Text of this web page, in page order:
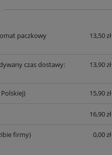
NIE ZAWIERA EWENTUALNYCH
paczkowy
13,50 zł
czas dostawy:
13,90 zł
15,90 zł
16,90 zł
firmy) 0,00 zł